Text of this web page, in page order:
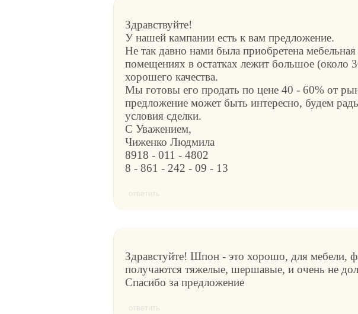
Здравствуйте!
У нашей кампании есть к вам предложение.
Не так давно нами была приобретена
помещениях в остатках лежит большое (около
хорошего качества.
Мы готовы его продать по цене 40 - 60% от
предложение может быть интересно, будем
условия сделки.
С Уважением,
Чиженко Людмила
8918 - 011 - 4802
8 - 861 - 242 - 09 - 13
ответить
Здравстуйте! Шпон - это хорошо, для мебели,
получаются тяжелые, шершавые, и очень не
Спасибо за предложение
ответить